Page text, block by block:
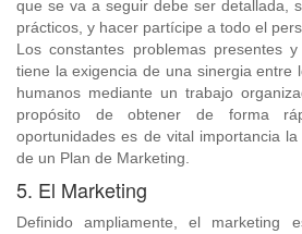
que se va a seguir debe ser detallada,
prácticos, y hacer partícipe a todo el
Los constantes problemas presentes
tiene la exigencia de una sinergia entre
humanos mediante un trabajo
propósito de obtener de forma
oportunidades es de vital importancia
de un Plan de Marketing.
5. El Marketing
Definido ampliamente, el marketing